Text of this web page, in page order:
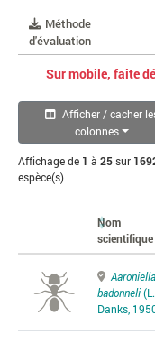
Méthode
d'évaluation
Sur mobile, faite
Afficher / cacher
colonnes
Affichage de 1 à 25sur
espèce(s)
Nom
scientifique
Aaroniella
badonneli(L.
Danks,